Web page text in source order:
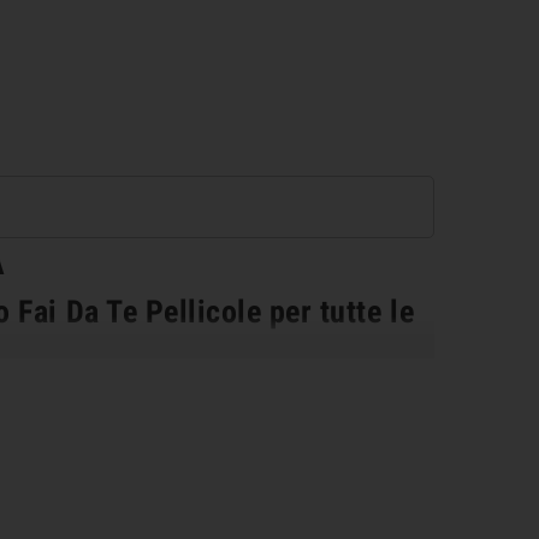
Fai Da Te Pellicole per tutte le